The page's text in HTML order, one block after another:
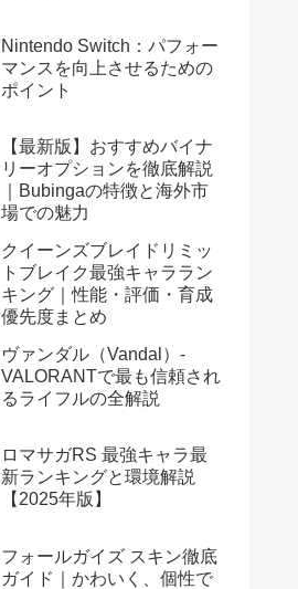
Nintendo Switch：パフォー
マンスを向上させるための
ポイント
【最新版】おすすめバイナ
リーオプションを徹底解説
｜Bubingaの特徴と海外市
場での魅力
クイーンズブレイドリミッ
トブレイク最強キャララン
キング｜性能・評価・育成
優先度まとめ
ヴァンダル（Vandal）-
VALORANTで最も信頼され
るライフルの全解説
ロマサガRS 最強キャラ最
新ランキングと環境解説
【2025年版】
フォールガイズ スキン徹底
ガイド｜かわいく、個性で